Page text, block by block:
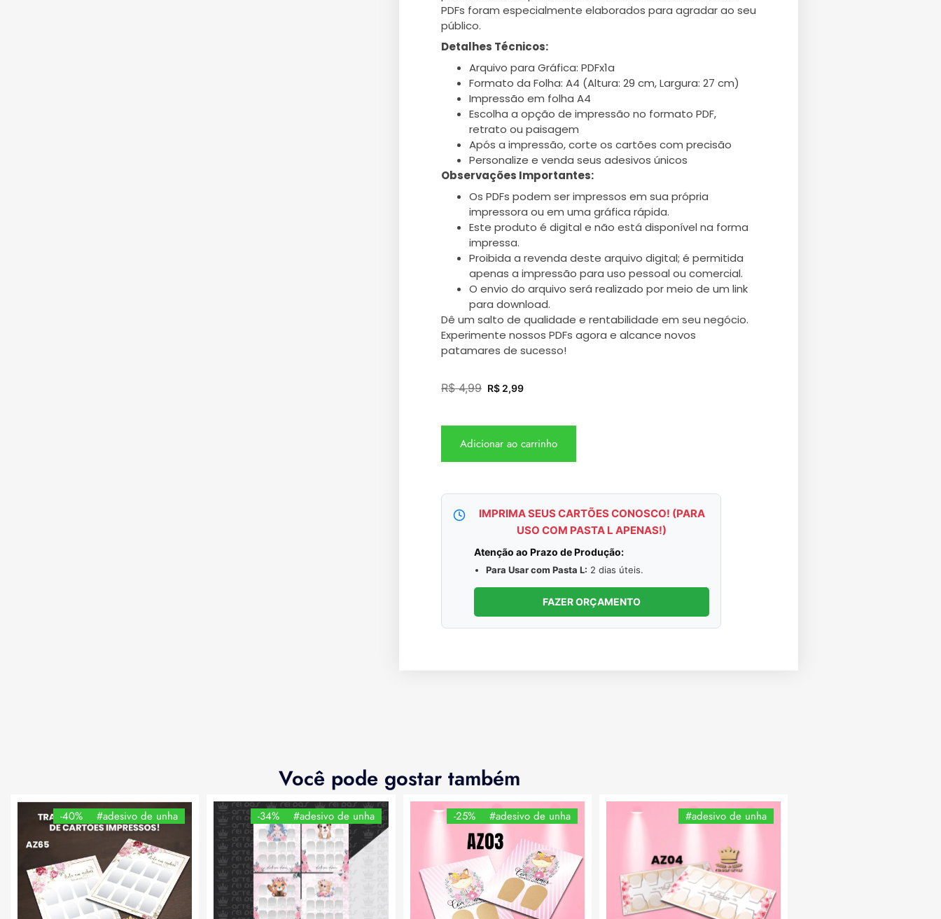
PDFs foram especialmente elaborados para agradar ao seu
público.
Detalhes Técnicos:
Arquivo para Gráfica: PDFx1a
Formato da Folha: A4 (Altura: 29 cm, Largura: 27 cm)
Impressão em folha A4
Escolha a opção de impressão no formato PDF,
retrato ou paisagem
Após a impressão, corte os cartões com precisão
Personalize e venda seus adesivos únicos
Observações Importantes:
Os PDFs podem ser impressos em sua própria
impressora ou em uma gráfica rápida.
Este produto é digital e não está disponível na forma
impressa.
Proibida a revenda deste arquivo digital; é permitida
apenas a impressão para uso pessoal ou comercial.
O envio do arquivo será realizado por meio de um link
para download.
Dê um salto de qualidade e rentabilidade em seu negócio.
Experimente nossos PDFs agora e alcance novos
patamares de sucesso!
R$4,99 R$ 2,99
Adicionar ao carrinho
IMPRIMA SEUS CARTÕES CONOSCO! (PARA
USO COM PASTA L APENAS!)
Atenção ao Prazo de Produção:
Para Usar com Pasta L: 2 dias úteis.
FAZER ORÇAMENTO
Você pode gostar também
-40% #adesivo de unha -34% #adesivo de unha -25% #adesivo de unha #adesivo de unha